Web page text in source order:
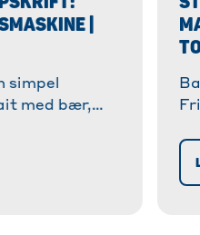
|
simpel
med bær,
✓
for